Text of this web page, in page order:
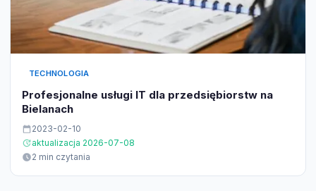
TECHNOLOGIA
Profesjonalne usługi IT dla przedsiębiorstw na
Bielanach
2023-02-10
aktualizacja 2026-07-08
2 min czytania